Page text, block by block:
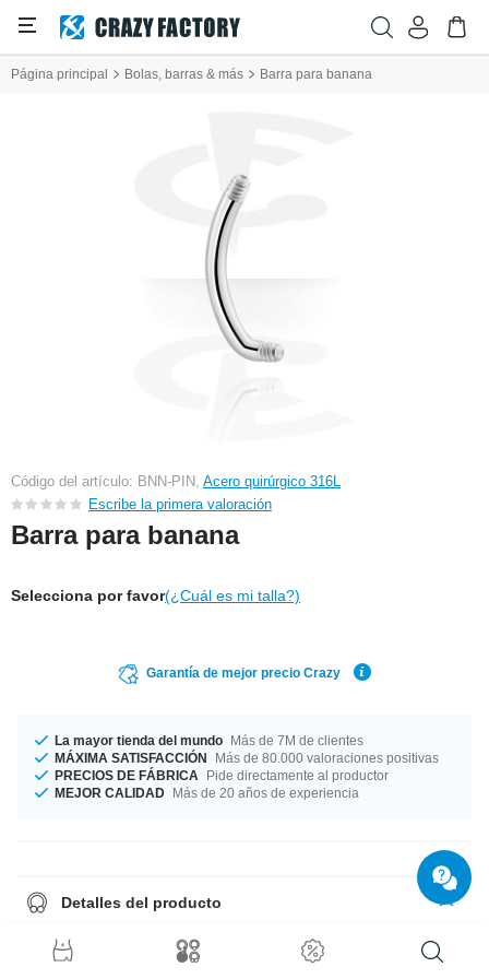
Página principal Bolas, barras & más Barra para banana
Código del artículo: BNN-PIN, Acero quirúrgico 316L
Escribe la primera valoración
Barra para banana
Selecciona por favor(¿Cuál es mi talla?)
Garantía de mejor precio Crazy
La mayor tienda del mundo Más de 7M de clientes
MÁXIMA SATISFACCIÓN
Más de 80.000 valoraciones positivas
PRECIOS DE FÁBRICA
Pide directamente al productor
MEJOR CALIDAD Más de 20 años de experiencia
Detalles del producto
quirúrgico. Podéis ponerle los accesorios que deseéis, que sean idóneos